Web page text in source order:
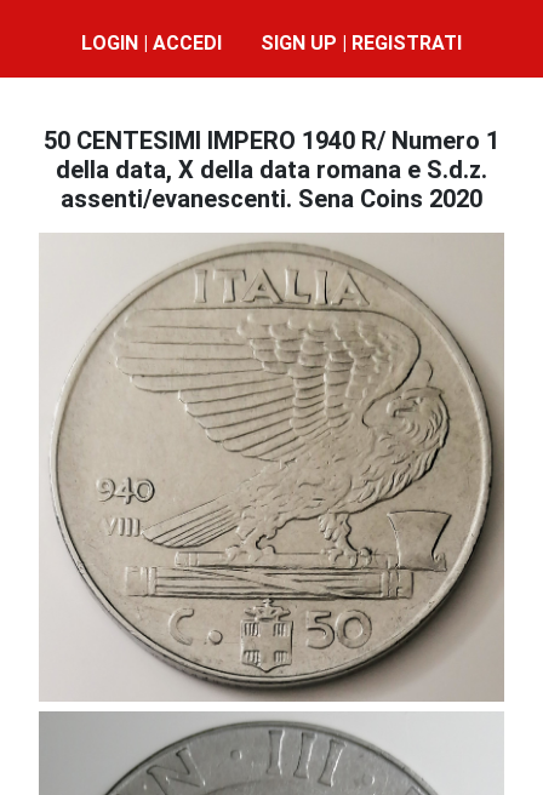
LOGIN | ACCEDI SIGN UP | REGISTRATI
50 CENTESIMI IMPERO 1940 R/ Numero 1
della data, X della data romana e S.d.z.
assenti/evanescenti. Sena Coins 2020